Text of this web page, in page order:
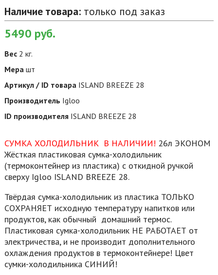
Наличие товара:только под заказ
5490 руб.
Вес 2 кг.
Мера шт
Артикул / ID товара ISLAND BREEZE 28
Производитель Igloo
ID производителя ISLAND BREEZE 28
СУМКА ХОЛОДИЛЬНИК В НАЛИЧИИ! 26л ЭКОНОМ
Жёсткая пластиковая сумка-холодильник
(термоконтейнер из пластика) с откидной ручкой
сверху Igloo ISLAND BREEZE 28.
Твёрдая сумка-холодильник из пластика ТОЛЬКО
СОХРАНЯЕТ исходную температуру напитков или
продуктов, как обычный домашний термос.
Пластиковая сумка-холодильник НЕ РАБОТАЕТ от
электричества, и не производит дополнительного
охлаждения продуктов в термоконтейнере! Цвет
сумки-холодильника СИНИЙ!